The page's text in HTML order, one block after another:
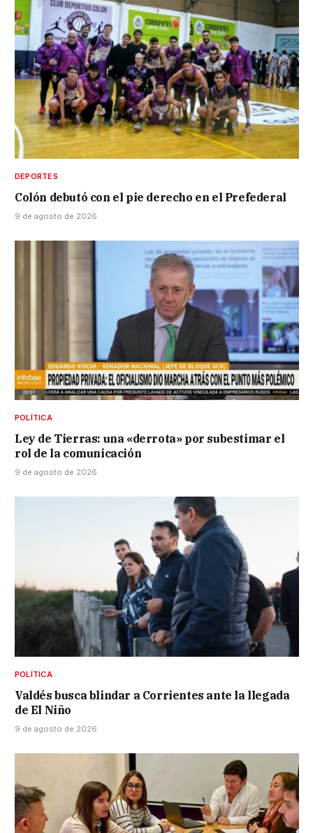
DEPORTES
Colón debutó con el pie derecho en el Prefederal
9 de agosto de 2026
POLÍTICA
Ley de Tierras: una «derrota» por subestimar el
rol de la comunicación
9 de agosto de 2026
POLÍTICA
Valdés busca blindar a Corrientes ante la llegada
de El Niño
9 de agosto de 2026